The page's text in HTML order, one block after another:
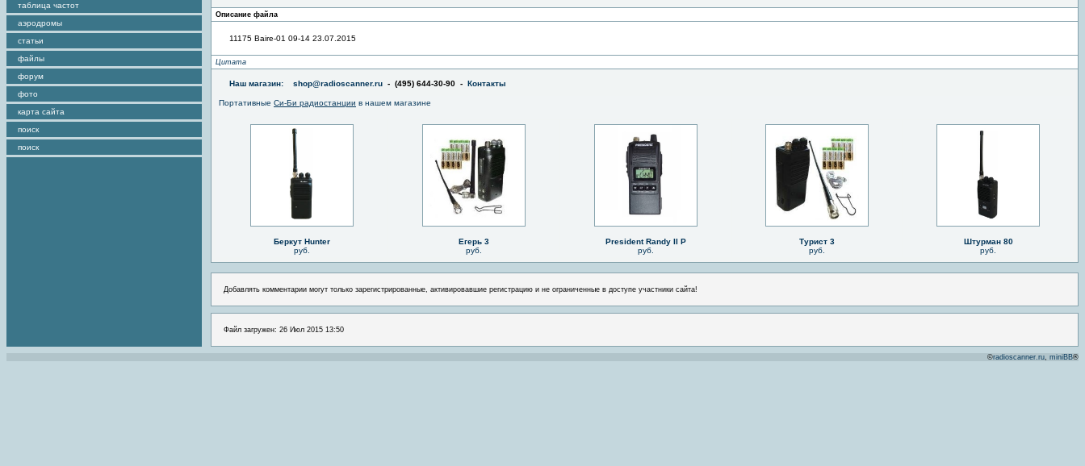
таблица частот
аэродромы
статьи
файлы
форум
фото
карта сайта
поиск
поиск
Описание файла
11175 Baire-01 09-14 23.07.2015
Цитата
Наш магазин: shop@radioscanner.ru - (495) 644-30-90 - Контакты
Портативные Си-Би радиостанции в нашем магазине
Беркут Hunter
руб.
Егерь 3
руб.
President Randy II P
руб.
Турист 3
руб.
Штурман 80
руб.
Добавлять комментарии могут только зарегистрированные, активировавшие регистрацию и не ограниченные в доступе участники сайта!
Файл загружен: 26 Июл 2015 13:50
©radioscanner.ru, miniBB®